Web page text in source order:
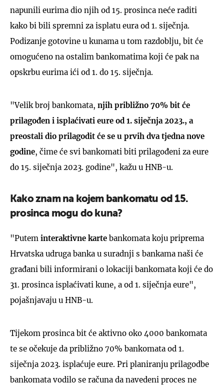
napunili eurima dio njih od 15. prosinca neće raditi
kako bi bili spremni za isplatu eura od 1. siječnja.
Podizanje gotovine u kunama u tom razdoblju, bit će
omogućeno na ostalim bankomatima koji će pak na
opskrbu eurima ići od 1. do 15. siječnja.
"Velik broj bankomata, njih približno 70% bit će
prilagođen i isplaćivati eure od 1. siječnja 2023., a
preostali dio prilagodit će se u prvih dva tjedna nove
godine, čime će svi bankomati biti prilagođeni za eure
do 15. siječnja 2023. godine", kažu u HNB-u.
Kako znam na kojem bankomatu od 15.
prosinca mogu do kuna?
"Putem interaktivne karte bankomata koju priprema
Hrvatska udruga banka u suradnji s bankama naši će
građani bili informirani o lokaciji bankomata koji će do
31. prosinca isplaćivati kune, a od 1. siječnja eure",
pojašnjavaju u HNB-u.
Tijekom prosinca bit će aktivno oko 4000 bankomata
te se očekuje da približno 70% bankomata od 1.
siječnja 2023. isplaćuje eure. Pri planiranju prilagodbe
bankomata vodilo se računa da navedeni proces ne